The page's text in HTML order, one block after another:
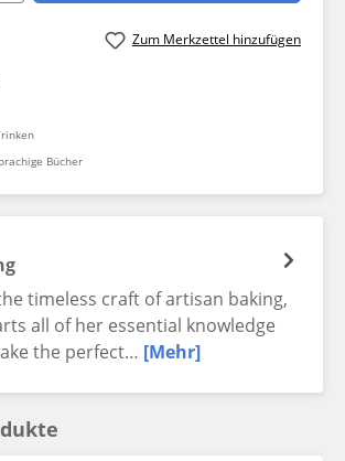
Zum Merkzettel hinzufügen
Bücher
timeless craft of artisan baking,
all of her essential knowledge
the perfect… [Mehr]